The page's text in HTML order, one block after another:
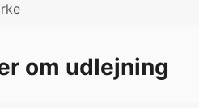
om udlejning